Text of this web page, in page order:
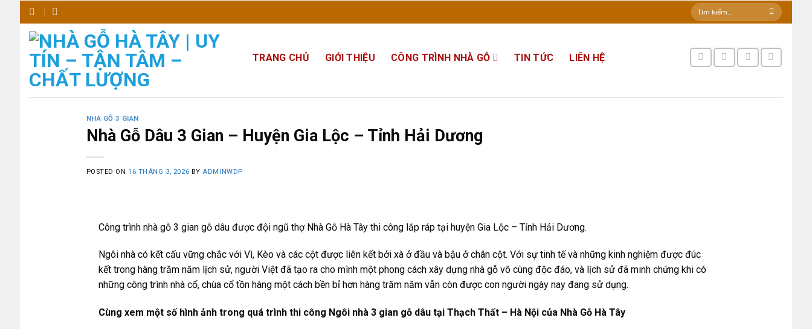
Skip
to
content
Tìm
kiếm:
TRANG CHỦ GIỚI THIỆU CÔNG TRÌNH NHÀ GỖ TIN TỨC LIÊN HỆ
NHÀ GỖ 3 GIAN
Nhà Gỗ Dâu 3 Gian – Huyện Gia Lộc – Tỉnh Hải Dương
POSTED ON16 THÁNG 3, 2026 BY ADMINWDP
Công trình nhà gỗ 3 gian gỗ dâu được đội ngũ thợ Nhà Gỗ Hà Tây thi công lắp ráp tại huyện Gia Lộc – Tỉnh Hải Dương.
Ngôi nhà có kết cấu vững chắc với Vì, Kèo và các cột được liên kết bởi xà ở đầu và bậu ở chân cột. Với sự tinh tế và những kinh nghiệm được đúc
kết trong hàng trăm năm lịch sử, người Việt đã tạo ra cho mình một phong cách xây dựng nhà gỗ vô cùng độc đáo, và lịch sử đã minh chứng khi có
những công trình nhà cổ, chùa cổ tồn hàng một cách bền bỉ hơn hàng trăm năm vẫn còn được con người ngày nay đang sử dụng.
Cùng xem một số hình ảnh trong quá trình thi công Ngôi nhà 3 gian gỗ dâu tại Thạch Thất – Hà Nội của Nhà Gỗ Hà Tây